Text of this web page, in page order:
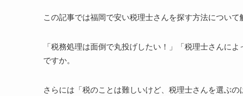
この記事では福岡で安い税理士さんを探す方法について
「税務処理は面倒で丸投げしたい！」「税理士さんに
ですか。
さらには「税のことは難しいけど、税理士さんを選ぶ